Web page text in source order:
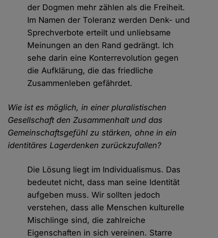
der Dogmen mehr zählen als die Freiheit.
Im Namen der Toleranz werden Denk- und
Sprechverbote erteilt und unliebsame
Meinungen an den Rand gedrängt. Ich
sehe darin eine Konterrevolution gegen
die Aufklärung, die das friedliche
Zusammenleben gefährdet.
Wie ist es möglich, in einer pluralistischen
Gesellschaft den Zusammenhalt und das
Gemeinschaftsgefühl zu stärken, ohne in ein
identitäres Lagerdenken zurückzufallen?
Die Lösung liegt im Individualismus. Das
bedeutet nicht, dass man seine Identität
aufgeben muss. Wir sollten jedoch
verstehen, dass alle Menschen kulturelle
Mischlinge sind, die zahlreiche
Eigenschaften in sich vereinen. Starre